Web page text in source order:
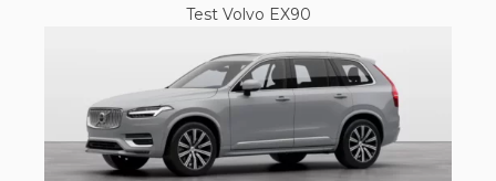
Test Volvo EX90